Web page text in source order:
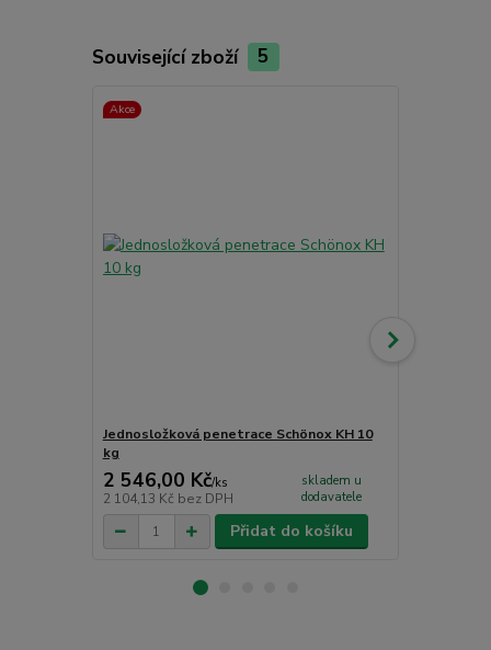
Související zboží 5
Akce
Jednosložková penetrace Schönox KH 10
kg
2 546,00 Kč/ks
2 104,13 Kč bez DPH
skladem u
dodavatele
Přidat do košíku